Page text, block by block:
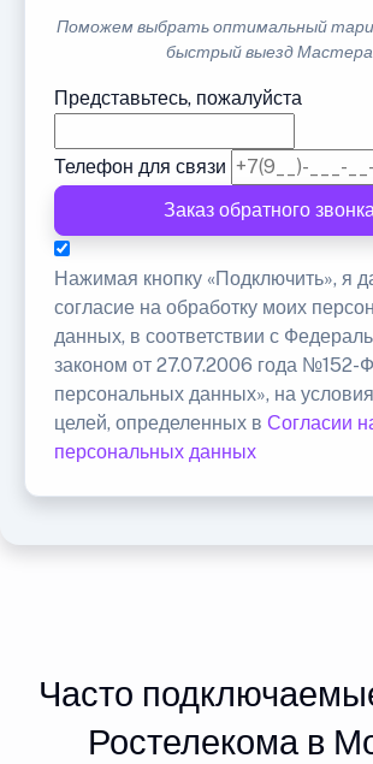
Поможем выбрать оптимальный
быстрый выезд Мастера
Представьтесь, пожалуйста
Телефон для связи
Заказ обратного
Нажимая кнопку «Подключить», я
согласие на обработку моих
данных, в соответствии с
законом от 27.07.2006 года №152-
персональных данных», на
целей, определенных в Согласии
персональных данных
Часто
Ростелекома в